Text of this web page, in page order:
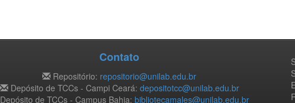
Contato
Repositório: repositorio@unilab.edu.br
Depósito de TCCs - Campi Ceará: depositotcc@unilab.edu.br
Depósito de TCCs - Campus Bahia: bibliotecamales@unilab.edu.br